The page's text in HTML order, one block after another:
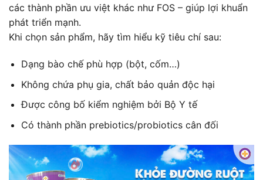
các thành phần ưu việt khác như FOS – giúp lợi khuẩn
phát triển mạnh.
Khi chọn sản phẩm, hãy tìm hiểu kỹ tiêu chí sau:
Dạng bào chế phù hợp (bột, cốm…)
Không chứa phụ gia, chất bảo quản độc hại
Được công bố kiểm nghiệm bởi Bộ Y tế
Có thành phần prebiotics/probiotics cân đối